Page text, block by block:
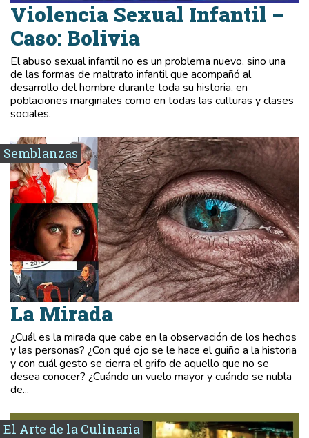
Violencia Sexual Infantil –
Caso: Bolivia
El abuso sexual infantil no es un problema nuevo, sino una
de las formas de maltrato infantil que acompañó al
desarrollo del hombre durante toda su historia, en
poblaciones marginales como en todas las culturas y clases
sociales.
Semblanzas
La Mirada
¿Cuál es la mirada que cabe en la observación de los hechos
y las personas? ¿Con qué ojo se le hace el guiño a la historia
y con cuál gesto se cierra el grifo de aquello que no se
desea conocer? ¿Cuándo un vuelo mayor y cuándo se nubla
de...
El Arte de la Culinaria